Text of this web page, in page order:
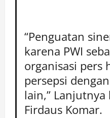
“Penguatan
karena PWI
organisasi pers
persepsi
lain,”
Firdaus Komar.